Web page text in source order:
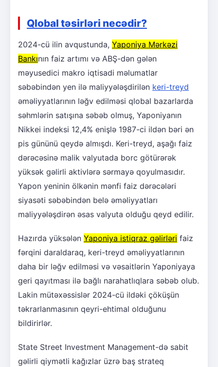
Qlobal təsirləri necədir?
2024-cü ilin avqustunda, Yaponiya Mərkəzi
Bankının faiz artımı və ABŞ-dən gələn
məyusedici makro iqtisadi məlumatlar
səbəbindən yen ilə maliyyələşdirilən keri-treyd
əməliyyatlarının ləğv edilməsi qlobal bazarlarda
səhmlərin satışına səbəb olmuş, Yaponiyanın
Nikkei indeksi 12,4% enişlə 1987-ci ildən bəri ən
pis gününü qeydə almışdı. Keri-treyd, aşağı faiz
dərəcəsinə malik valyutada borc götürərək
yüksək gəlirli aktivlərə sərmayə qoyulmasıdır.
Yapon yeninin ölkənin mənfi faiz dərəcələri
siyasəti səbəbindən belə əməliyyatları
maliyyələşdirən əsas valyuta olduğu qeyd edilir.
Hazırda yüksələn Yaponiya istiqraz gəlirləri faiz
fərqini daraldaraq, keri-treyd əməliyyatlarının
daha bir ləğv edilməsi və vəsaitlərin Yaponiyaya
geri qayıtması ilə bağlı narahatlıqlara səbəb olub.
Lakin mütəxəssislər 2024-cü ildəki çöküşün
təkrarlanmasının qeyri-ehtimal olduğunu
bildirirlər.
State Street Investment Management-də sabit
gəlirli qiymətli kağızlar üzrə baş strateq